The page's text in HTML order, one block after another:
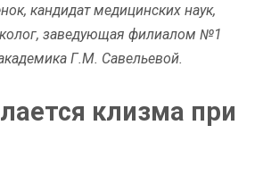
кандидат медицинских наук,
заведующая филиалом №1
Г.М. Савельевой.
клизма при